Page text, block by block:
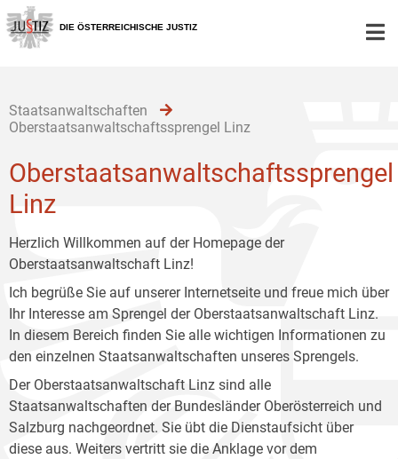
Zur
Hauptnavigation
[1]
Zum
Inhalt
[2]
Zum
Untermenü
[3]
DIE ÖSTERREICHISCHE JUSTIZ
Staatsanwaltschaften
Oberstaatsanwaltschaftssprengel Linz
Oberstaatsanwaltschaftssprengel
Linz
Herzlich Willkommen auf der Homepage der
Oberstaatsanwaltschaft Linz!
Ich begrüße Sie auf unserer Internetseite und freue mich über
Ihr Interesse am Sprengel der Oberstaatsanwaltschaft Linz.
In diesem Bereich finden Sie alle wichtigen Informationen zu
den einzelnen Staatsanwaltschaften unseres Sprengels.
Der Oberstaatsanwaltschaft Linz sind alle
Staatsanwaltschaften der Bundesländer Oberösterreich und
Salzburg nachgeordnet. Sie übt die Dienstaufsicht über
diese aus. Weiters vertritt sie die Anklage vor dem